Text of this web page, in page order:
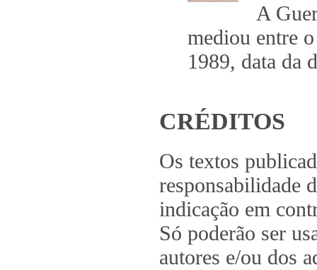
A
mediou entre
1989, data da
CRÉDITOS
Os textos
responsabilidade
indicação em
Só poderão ser
autores e/ou dos